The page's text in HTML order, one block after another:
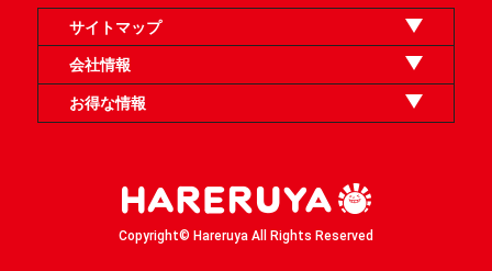
サイトマップ
オンラインショップ
買取
記事
選手一覧
デッキ検索
デッキ構築
イベント・大会
店舗のご案内
お問い合わせ
ヘルプ
FAQ
会社情報
利用規約
スタッフ募集
特定商取引法表示
個人情報保護方針
企業情報
お得な情報
Copyright© Hareruya All Rights Reserved